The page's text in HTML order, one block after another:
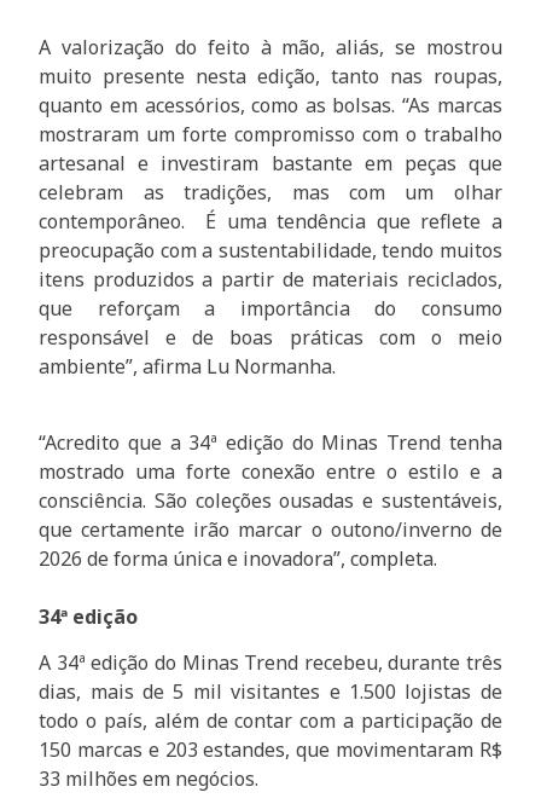
A valorização do feito à mão, aliás, se mostrou
muito presente nesta edição, tanto nas roupas,
quanto em acessórios, como as bolsas. “As marcas
mostraram um forte compromisso com o trabalho
artesanal e investiram bastante em peças que
celebram as tradições, mas com um olhar
contemporâneo. É uma tendência que reflete a
preocupação com a sustentabilidade, tendo muitos
itens produzidos a partir de materiais reciclados,
que reforçam a importância do consumo
responsável e de boas práticas com o meio
ambiente”, afirma Lu Normanha.
“Acredito que a 34ª edição do Minas Trend tenha
mostrado uma forte conexão entre o estilo e a
consciência. São coleções ousadas e sustentáveis,
que certamente irão marcar o outono/inverno de
2026 de forma única e inovadora”, completa.
34ª edição
A 34ª edição do Minas Trend recebeu, durante três
dias, mais de 5 mil visitantes e 1.500 lojistas de
todo o país, além de contar com a participação de
150 marcas e 203 estandes, que movimentaram R$
33 milhões em negócios.